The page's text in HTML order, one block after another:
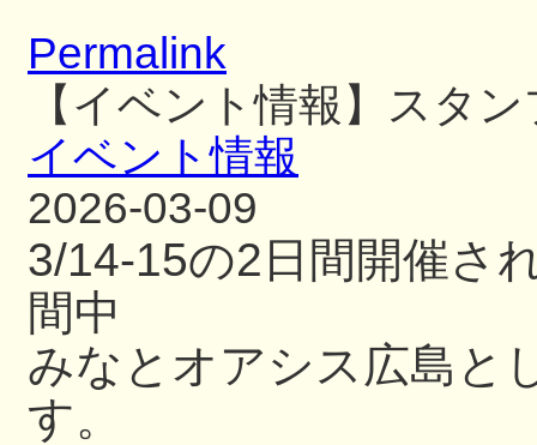
Permalink
【イベント情報】スタ
イベント情報
2026-03-09
3/14-15の2日間開催さ
間中
みなとオアシス広島と
す。